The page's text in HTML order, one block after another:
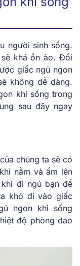
người sinh sống.
khá ồn ào. Đối
giấc ngủ ngon
không dễ dàng.
khi sống trong
sau đây ngay
chúng ta sẽ có
nằm và ấm lên
đi ngủ bạn để
khó đi vào giấc
ngon khi sống
độ phòng dao